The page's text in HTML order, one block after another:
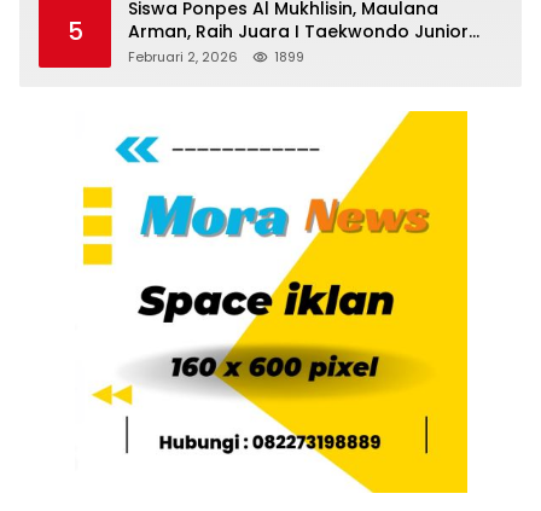
5
Siswa Ponpes Al Mukhlisin, Maulana
Arman, Raih Juara I Taekwondo Junior
Putra di Riau National Championship 2026
Februari 2, 2026 1899